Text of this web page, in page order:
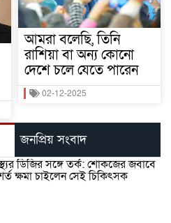
আমরা বলেছি, তিনি
রাশিয়া বা অন্য কোনো
দেশে চলে যেতে পারেন
02-12-2025
জনপ্রিয় সংবাদ
ডিজির সঙ্গে তর্ক: শোকজের জবাবে
ক্ষমা চাইলেন সেই চিকিৎসক